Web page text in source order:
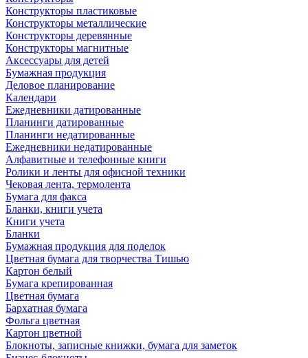
Конструкторы пластиковые
Конструкторы металлические
Конструкторы деревянные
Конструкторы магнитные
Аксессуары для детей
Бумажная продукция
Деловое планирование
Календари
Ежедневники датированные
Планинги датированные
Планинги недатированные
Ежедневники недатированные
Алфавитные и телефонные книги
Ролики и ленты для офисной техники
Чековая лента, термолента
Бумага для факса
Бланки, книги учета
Книги учета
Бланки
Бумажная продукция для поделок
Цветная бумага для творчества Тишью
Картон белый
Бумага крепированная
Цветная бумага
Бархатная бумага
Фольга цветная
Картон цветной
Блокноты, записные книжки, бумага для заметок